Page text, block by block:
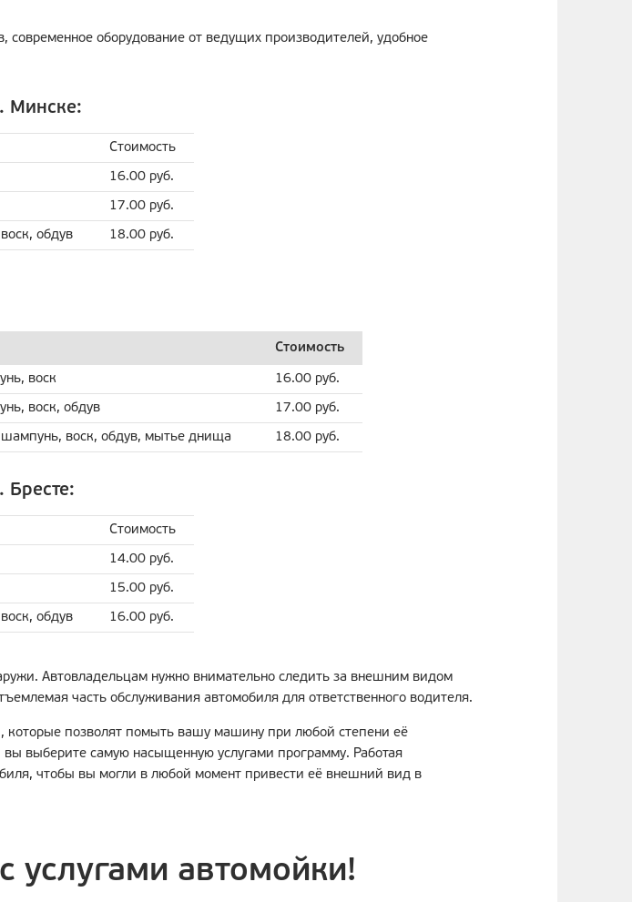
оборудование от ведущих производителей, удобное
Минске:
Стоимость
16.00 руб.
17.00 руб.
обдув 18.00 руб.
Стоимость
воск 16.00 руб.
воск, обдув 17.00 руб.
воск, обдув, мытье днища 18.00 руб.
Бресте:
Стоимость
14.00 руб.
15.00 руб.
обдув 16.00 руб.
Автовладельцам нужно внимательно следить за внешним видом
часть обслуживания автомобиля для ответственного водителя.
позволят помыть вашу машину при любой степени её
выберите самую насыщенную услугами программу. Работая
чтобы вы могли в любой момент привести её внешний вид в
услугами автомойки!